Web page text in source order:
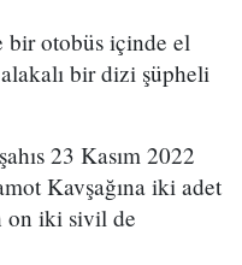
bir otobüs içinde el
bir dizi şüpheli
23 Kasım 2022
Kavşağına iki adet
on iki sivil de